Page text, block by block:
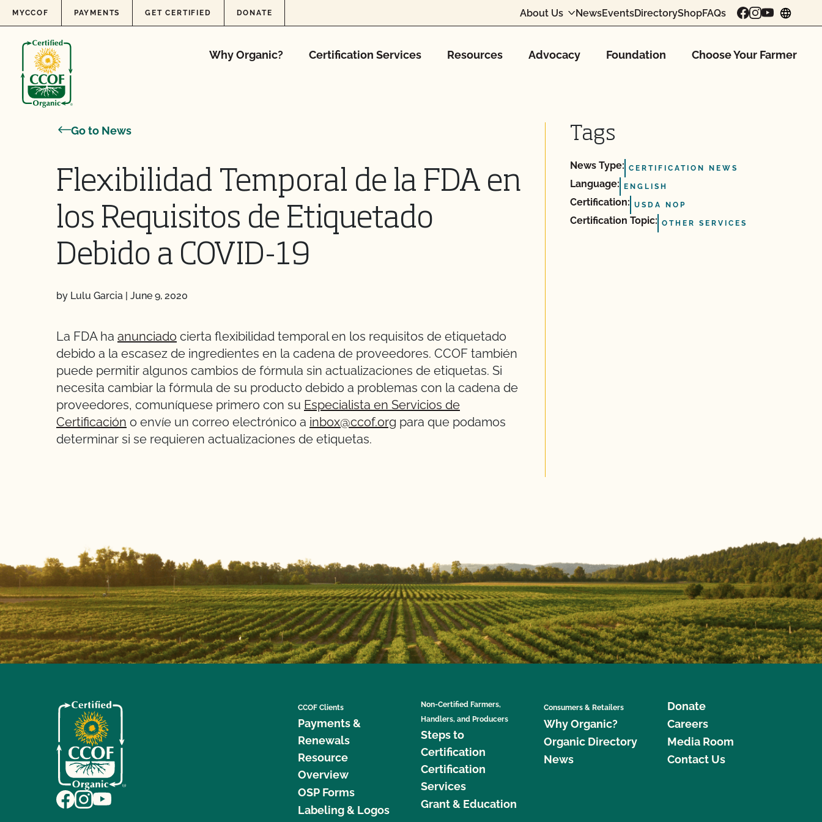
Skip to content
MYCCOF PAYMENTS GET CERTIFIED DONATE About Us NewsEventsDirectoryShopFAQs
Why Organic? Certification Services Resources Advocacy Foundation Choose Your Farmer
Go to News
Flexibilidad Temporal de la FDA en
los Requisitos de Etiquetado
Debido a COVID-19
by Lulu Garcia | June 9, 2020
La FDA ha anunciado cierta flexibilidad temporal en los requisitos de etiquetado
debido a la escasez de ingredientes en la cadena de proveedores. CCOF también
puede permitir algunos cambios de fórmula sin actualizaciones de etiquetas. Si
necesita cambiar la fórmula de su producto debido a problemas con la cadena de
proveedores, comuníquese primero con su Especialista en Servicios de
Certificación o envíe un correo electrónico a inbox@ccof.org para que podamos
determinar si se requieren actualizaciones de etiquetas.
Tags
News Type: CERTIFICATION NEWS
Language: ENGLISH
Certification: USDA NOP
Certification Topic: OTHER SERVICES
CCOF Clients
Payments &
Renewals
Resource
Overview
OSP Forms
Labeling & Logos
Non-Certified Farmers,
Handlers, and Producers
Steps to
Certification
Certification
Services
Grant & Education
Consumers & Retailers
Why Organic?
Organic Directory
News
Donate
Careers
Media Room
Contact Us